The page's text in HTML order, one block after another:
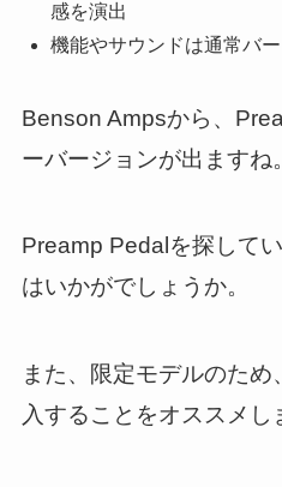
感を演出
機能やサウンドは通常バ
Benson Ampsから、
ーバージョンが出ますね。
Preamp Pedalを探して
はいかがでしょうか。
また、限定モデルのた
入することをオススメし